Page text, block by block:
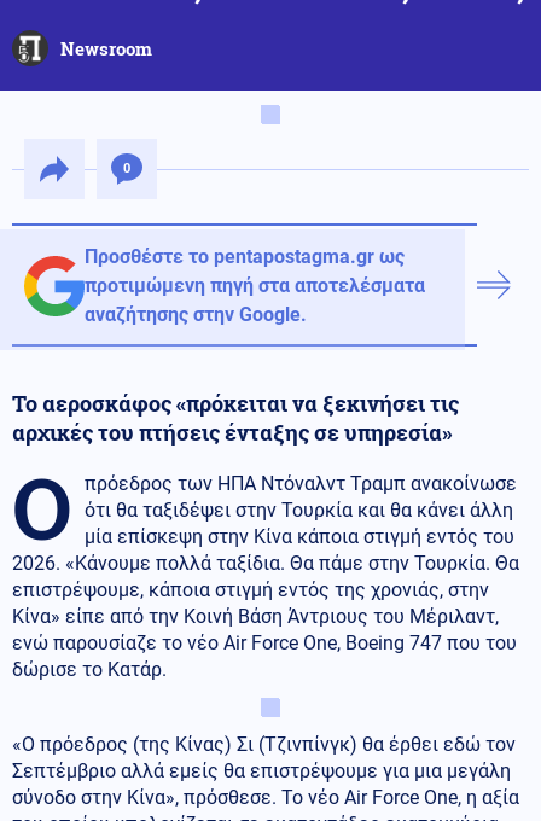
Newsroom
0
Προσθέστε το pentapostagma.gr ως
προτιμώμενη πηγή στα αποτελέσματα
αναζήτησης στην Google.
Το αεροσκάφος «πρόκειται να ξεκινήσει τις
αρχικές του πτήσεις ένταξης σε υπηρεσία»
Ο
πρόεδρος των ΗΠΑ Ντόναλντ Τραμπ ανακοίνωσε
ότι θα ταξιδέψει στην Τουρκία και θα κάνει άλλη
μία επίσκεψη στην Κίνα κάποια στιγμή εντός του
2026. «Κάνουμε πολλά ταξίδια. Θα πάμε στην Τουρκία. Θα
επιστρέψουμε, κάποια στιγμή εντός της χρονιάς, στην
Κίνα» είπε από την Κοινή Βάση Άντριους του Μέριλαντ,
ενώ παρουσίαζε το νέο Air Force One, Boeing 747 που του
δώρισε το Κατάρ.
«Ο πρόεδρος (της Κίνας) Σι (Τζινπίνγκ) θα έρθει εδώ τον
Σεπτέμβριο αλλά εμείς θα επιστρέψουμε για μια μεγάλη
σύνοδο στην Κίνα», πρόσθεσε. Το νέο Air Force One, η αξία